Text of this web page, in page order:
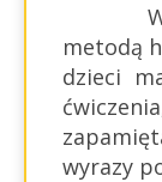
KONTAKT
KUP KURS
Zarejestruj
W
metodą
dzieci
wyrazy